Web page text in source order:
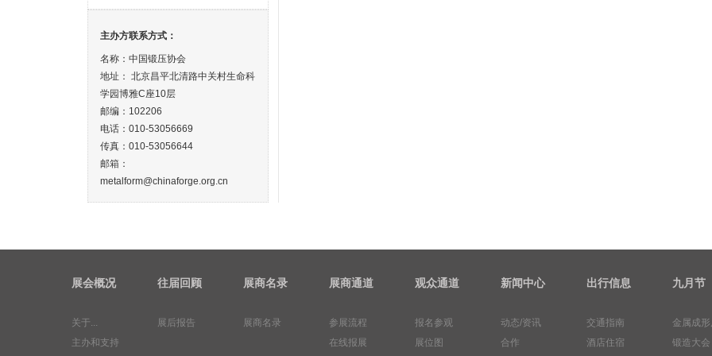
主办方联系方式：
名称：中国锻压协会
地址： 北京昌平北清路中关村生命科
学园博雅C座10层
邮编：102206
电话：010-53056669
传真：010-53056644
邮箱：
metalform@chinaforge.org.cn
展会概况
关于...
主办和支持
往届回顾
展后报告
展商名录
展商名录
展商通道
参展流程
在线报展
观众通道
报名参观
展位图
新闻中心
动态/资讯
合作
出行信息
交通指南
酒店住宿
九月节
金属成
锻造大会